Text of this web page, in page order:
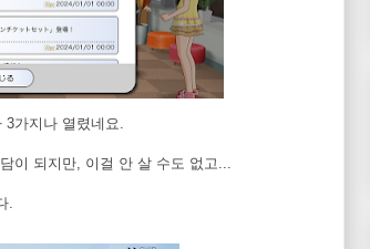
3가지나 열렸네요.
이 되지만, 이걸 안 살 수도 없고...
.